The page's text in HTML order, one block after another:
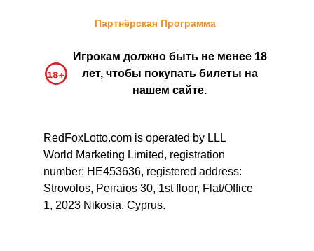
Партнёрская Программа
Игрокам должно быть не менее 18
лет, чтобы покупать билеты на
нашем сайте.
RedFoxLotto.com is operated by LLL
World Marketing Limited, registration
number: HE453636, registered address:
Strovolos, Peiraios 30, 1st floor, Flat/Office
1, 2023 Nikosia, Cyprus.